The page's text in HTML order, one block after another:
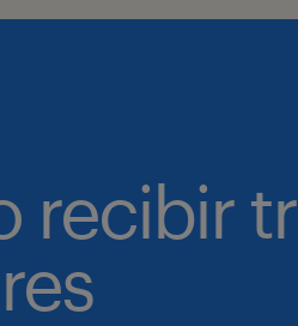
recibir